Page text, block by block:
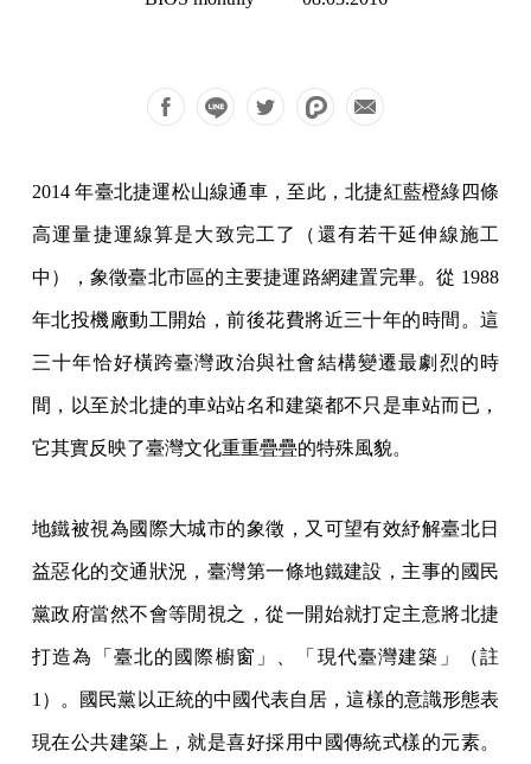
2014 年臺北捷運松山線通車，至此，北捷紅藍橙綠四條
高運量捷運線算是大致完工了（還有若干延伸線施工
中），象徵臺北市區的主要捷運路網建置完畢。從 1988
年北投機廠動工開始，前後花費將近三十年的時間。這
三十年恰好橫跨臺灣政治與社會結構變遷最劇烈的時
間，以至於北捷的車站站名和建築都不只是車站而已，
它其實反映了臺灣文化重重疊疊的特殊風貌。
地鐵被視為國際大城市的象徵，又可望有效紓解臺北日
益惡化的交通狀況，臺灣第一條地鐵建設，主事的國民
黨政府當然不會等閒視之，從一開始就打定主意將北捷
打造為「臺北的國際櫥窗」、「現代臺灣建築」（註
1）。國民黨以正統的中國代表自居，這樣的意識形態表
現在公共建築上，就是喜好採用中國傳統式樣的元素。